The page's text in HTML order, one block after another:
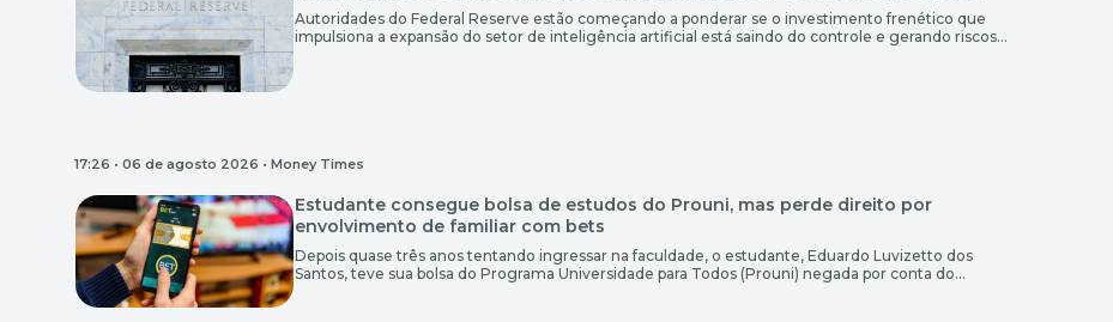
Autoridades do Federal Reserve estão começando a ponderar se o investimento frenético que
impulsiona a expansão do setor de inteligência artificial está saindo do controle e gerando riscos
17:26 • 06 de agosto 2026 • Money Times
Estudante consegue bolsa de estudos do Prouni, mas perde direito por
envolvimento de familiar com bets
Depois quase três anos tentando ingressar na faculdade, o estudante, Eduardo Luvizetto dos
Santos, teve sua bolsa do Programa Universidade para Todos (Prouni) negada por conta do